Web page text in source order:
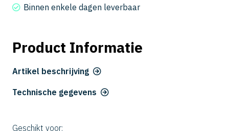
Binnen enkele dagen leverbaar
Product Informatie
Artikel beschrijving
Technische gegevens
Geschikt voor: